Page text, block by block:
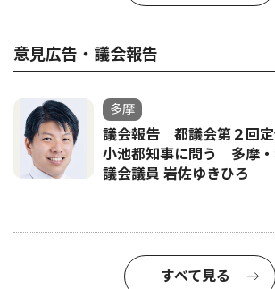
意見広告・議会報告
多摩
議会報告 都議会第２回定
小池都知事に問う 多摩
議会議員 岩佐ゆきひろ
すべて見る